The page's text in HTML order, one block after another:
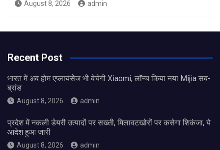
August 8, 2026 admin
Recent Post
भारत में अब होम एप्लायंसेज भी बेचेगी Xiaomi, लॉन्च किया नया Mijia सब-
ब्रांड
August 8, 2026 admin
प्रदेश में नकली डेयरी उत्पादों पर सख्ती, मिलावटखोरों पर कसेगा शिकंजा, ये
आदेश हुआ जारी
August 8, 2026 admin